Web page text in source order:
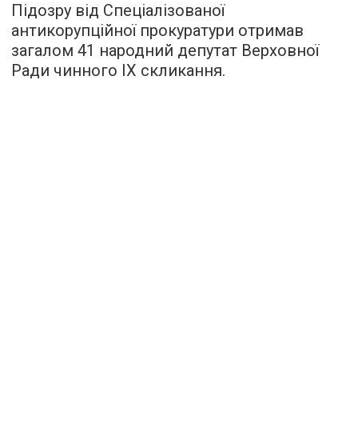
Підозру від Спеціалізованої
антикорупційної прокуратури отримав
загалом 41 народний депутат Верховної
Ради чинного IX скликання.